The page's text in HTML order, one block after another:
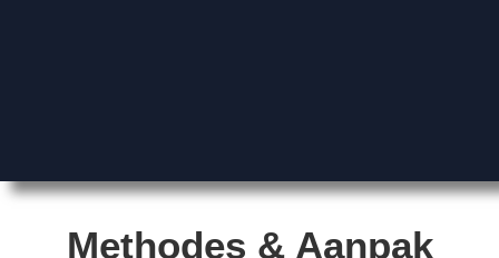
Methodes & Aanpak